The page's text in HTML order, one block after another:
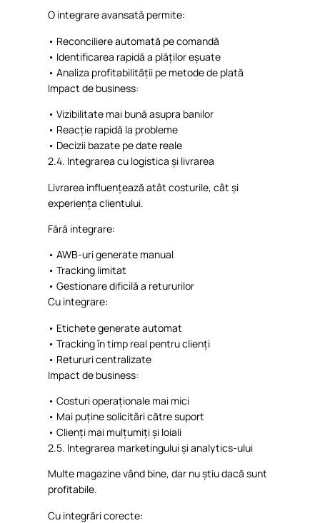
O integrareavansată permite:
• Reconciliereautomată pecomandă
• Identificarea rapidă a plățiloreșuate
•Analiza profitabilității pe metodede plată
Impact de business:
•Vizibilitate mai bună asupra banilor
• Reacție rapidă la probleme
• Decizii bazate pe date reale
2.4. Integrarea cu logistica și livrarea
Livrarea influențează atât costurile,cât și
experiența clientului.
Fără integrare:
•AWB-urigenerate manual
•Tracking limitat
•Gestionaredificilă a retururilor
Cu integrare:
• Etichetegenerate automat
•Trackingîntimp real pentruclienți
• Retururicentralizate
Impact de business:
•Costurioperaționale mai mici
• Mai puținesolicităricătresuport
•Clienți mai mulțumițiși loiali
2.5. Integrarea marketinguluișianalytics-ului
Multe magazinevând bine,dar nuștiudacă sunt
profitabile.
Cu integrăricorecte: